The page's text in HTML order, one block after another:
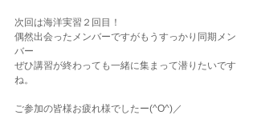
次回は海洋実習２回目！
偶然出会ったメンバーですがもうすっかり同期メン
バー
ぜひ講習が終わっても一緒に集まって潜りたいです
ね。
ご参加の皆様お疲れ様でしたー(^O^)／